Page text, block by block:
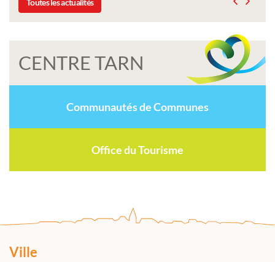
Toutes les actualités
CENTRE TARN
Communautés de Communes
Office du Tourisme
Ville